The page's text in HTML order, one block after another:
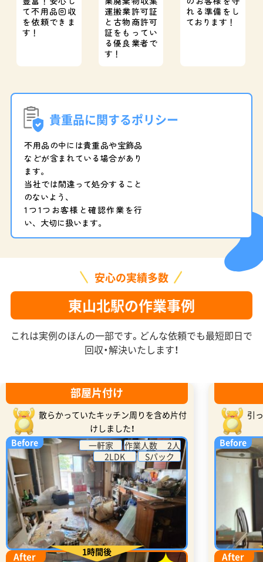
て不用品回収
を依頼できま
す！
運搬業許可証
と 古物商許可
証をもってい
る優良業者で
す！
れる準備をし
ております！
貴重品に関するポリシー
不用品の中には貴重品や宝飾品
などが含まれている場合があり
ます。
当社では間違って処分すること
のないよう、
1つ1つお客様と確認作業を行
い、大切に扱います。
安心の実績多数
東山北駅の作業事例
これは実例のほんの一部です。どんな依頼でも最短即日で
回収・解決いたします！
部屋片付け
散らかっていたキッチン周りを含め片付
けしました！
Before
一軒家
作業人数 2人
2LDK
Sパック
After 1時間後
引
Before
After